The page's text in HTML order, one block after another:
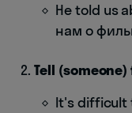
He told us
нам о
Tell
It's difficult